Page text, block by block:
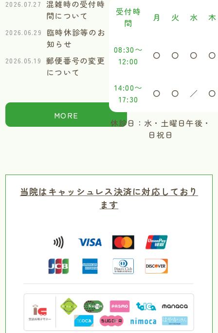
2026.07.27
混雑時の受付時
間について
2026.06.29
臨時休診等のお
知らせ
2026.05.19
郵便番号の変更
について
MORE
受付時
間
月 火 水 木
08:30〜
12:00
〇 〇 〇 〇
14:00〜
17:30
〇 〇 ／ 〇
休診日：水・土曜日午後・
日祝日
当院はキャッシュレス決済に対応しており
ます